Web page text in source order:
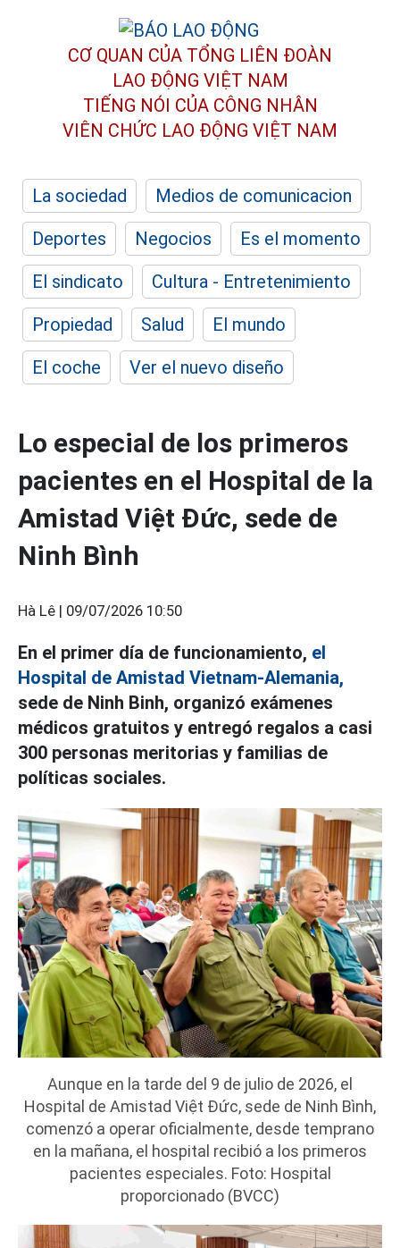
CƠ QUAN CỦA TỔNG LIÊN ĐOÀN
LAO ĐỘNG VIỆT NAM
TIẾNG NÓI CỦA CÔNG NHÂN
VIÊN CHỨC LAO ĐỘNG VIỆT NAM
La sociedad
Medios de comunicacion
Deportes
Negocios
Es el momento
El sindicato
Cultura - Entretenimiento
Propiedad
Salud
El mundo
El coche
Ver el nuevo diseño
Lo especial de los primeros
pacientes en el Hospital de la
Amistad Việt Đức, sede de
Ninh Bình
Hà Lê | 09/07/2026 10:50
En el primer día de funcionamiento, el
Hospital de Amistad Vietnam-Alemania,
sede de Ninh Binh, organizó exámenes
médicos gratuitos y entregó regalos a casi
300 personas meritorias y familias de
políticas sociales.
Aunque en la tarde del 9 de julio de 2026, el
Hospital de Amistad Việt Đức, sede de Ninh Bình,
comenzó a operar oficialmente, desde temprano
en la mañana, el hospital recibió a los primeros
pacientes especiales. Foto: Hospital
proporcionado (BVCC)